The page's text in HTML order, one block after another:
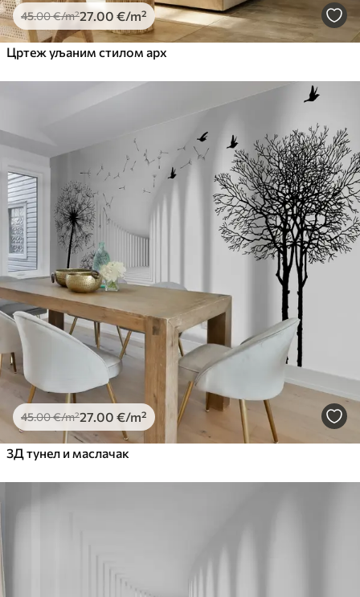
45.00€/m²27.00 €/m²
Цртеж уљаним стилом арх
45.00€/m²27 .00 €/m²
3Д тунел и маслачак